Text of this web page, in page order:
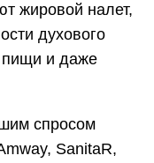
жировой налет,
духового
пищи и даже
спросом
SanitaR,